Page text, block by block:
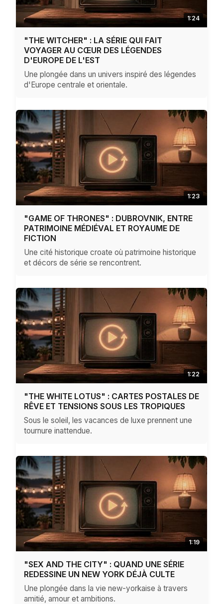
1:24
"THE WITCHER" : LA SÉRIE QUI FAIT
VOYAGER AU CŒUR DES LÉGENDES
D'EUROPE DE L'EST
Une plongée dans un univers inspiré des légendes
d'Europe centrale et orientale.
1:23
"GAME OF THRONES" : DUBROVNIK, ENTRE
PATRIMOINE MÉDIÉVAL ET ROYAUME DE
FICTION
Une cité historique croate où patrimoine historique
et décors de série se rencontrent.
1:22
"THE WHITE LOTUS" : CARTES POSTALES DE
RÊVE ET TENSIONS SOUS LES TROPIQUES
Sous le soleil, les vacances de luxe prennent une
tournure inattendue.
1:19
"SEX AND THE CITY" : QUAND UNE SÉRIE
REDESSINE UN NEW YORK DÉJÀ CULTE
Une plongée dans la vie new-yorkaise à travers
amitié, amour et ambitions.